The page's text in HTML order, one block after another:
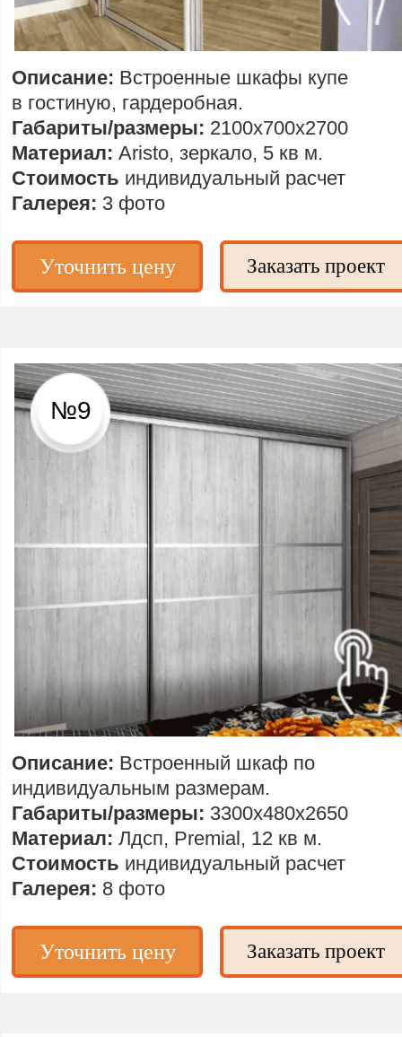
№9
Заказать проект
Описание: Встроенный шкаф по
индивидуальным размерам.
Габариты/размеры: 3300х480х2650
Материал: Лдсп, Premial, 12 кв м.
Стоимость индивидуальный расчет
Галерея: 8 фото
Описание: Встроенные шкафы купе
в гостиную, гардеробная.
Габариты/размеры: 2100х700х2700
Материал: Aristo, зеркало, 5 кв м.
Стоимость индивидуальный расчет
Галерея: 3 фото
Уточнить цену
Заказать проект
Уточнить цену